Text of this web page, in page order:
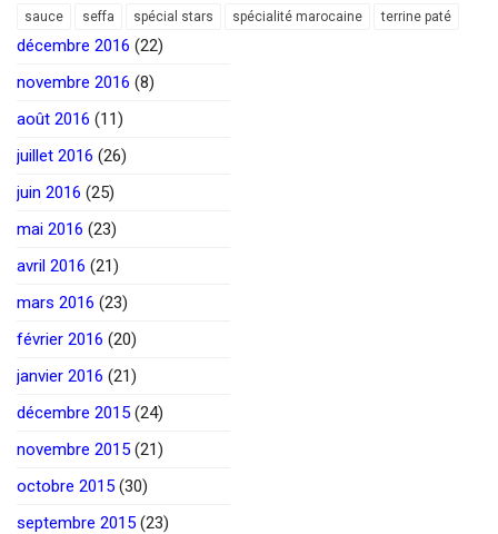
sauce seffa spécial stars spécialité marocaine terrine paté
décembre 2016 (22)
novembre 2016 (8)
août 2016 (11)
juillet 2016 (26)
juin 2016 (25)
mai 2016 (23)
avril 2016 (21)
mars 2016 (23)
février 2016 (20)
janvier 2016 (21)
décembre 2015 (24)
novembre 2015 (21)
octobre 2015 (30)
septembre 2015 (23)